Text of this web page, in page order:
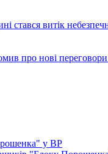
стався витік
про нові
у ВР